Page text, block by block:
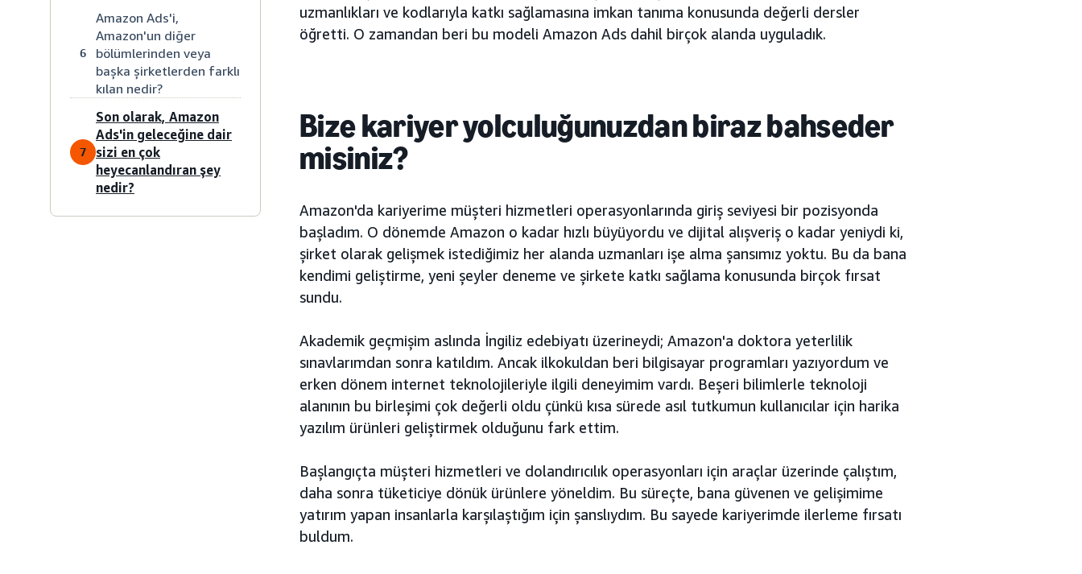
6
Amazon Ads'i,
Amazon'un diğer
bölümlerinden veya
başka şirketlerden farklı
kılan nedir?
7
Son olarak, Amazon
Ads'in geleceğine dair
sizi en çok
heyecanlandıran şey
nedir?
uzmanlıkları ve kodlarıyla katkı sağlamasına imkan tanıma konusunda değerli dersler
öğretti. O zamandan beri bu modeli Amazon Ads dahil birçok alanda uyguladık.
Bizekariyer yolculuğunuzdanbiraz bahseder
misiniz?
Amazon'da kariyerime müşteri hizmetleri operasyonlarında giriş seviyesi bir pozisyonda
başladım. O dönemde Amazon o kadar hızlı büyüyordu ve dijital alışveriş o kadar yeniydi ki,
şirket olarak gelişmek istediğimiz her alanda uzmanları işe alma şansımız yoktu. Bu da bana
kendimi geliştirme, yeni şeyler deneme ve şirkete katkı sağlama konusunda birçok fırsat
sundu.
Akademik geçmişim aslında İngiliz edebiyatı üzerineydi; Amazon'a doktora yeterlilik
sınavlarımdan sonra katıldım. Ancak ilkokuldan beri bilgisayar programları yazıyordum ve
erken dönem internet teknolojileriyle ilgili deneyimim vardı. Beşeri bilimlerle teknoloji
alanının bu birleşimi çok değerli oldu çünkü kısa sürede asıl tutkumun kullanıcılar için harika
yazılım ürünleri geliştirmek olduğunu fark ettim.
Başlangıçta müşteri hizmetleri ve dolandırıcılık operasyonları için araçlar üzerinde çalıştım,
daha sonra tüketiciye dönük ürünlere yöneldim. Bu süreçte, bana güvenen ve gelişimime
yatırım yapan insanlarla karşılaştığım için şanslıydım. Bu sayede kariyerimde ilerleme fırsatı
buldum.